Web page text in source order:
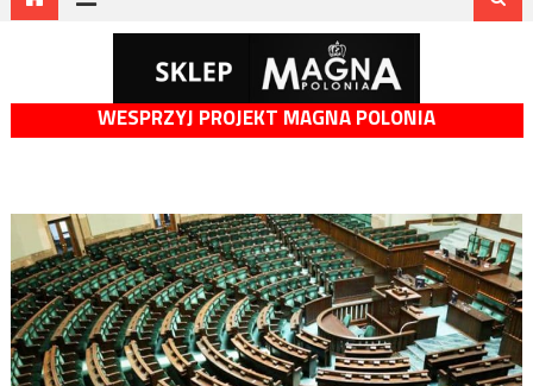
WESPRZYJ PROJEKT MAGNA POLONIA